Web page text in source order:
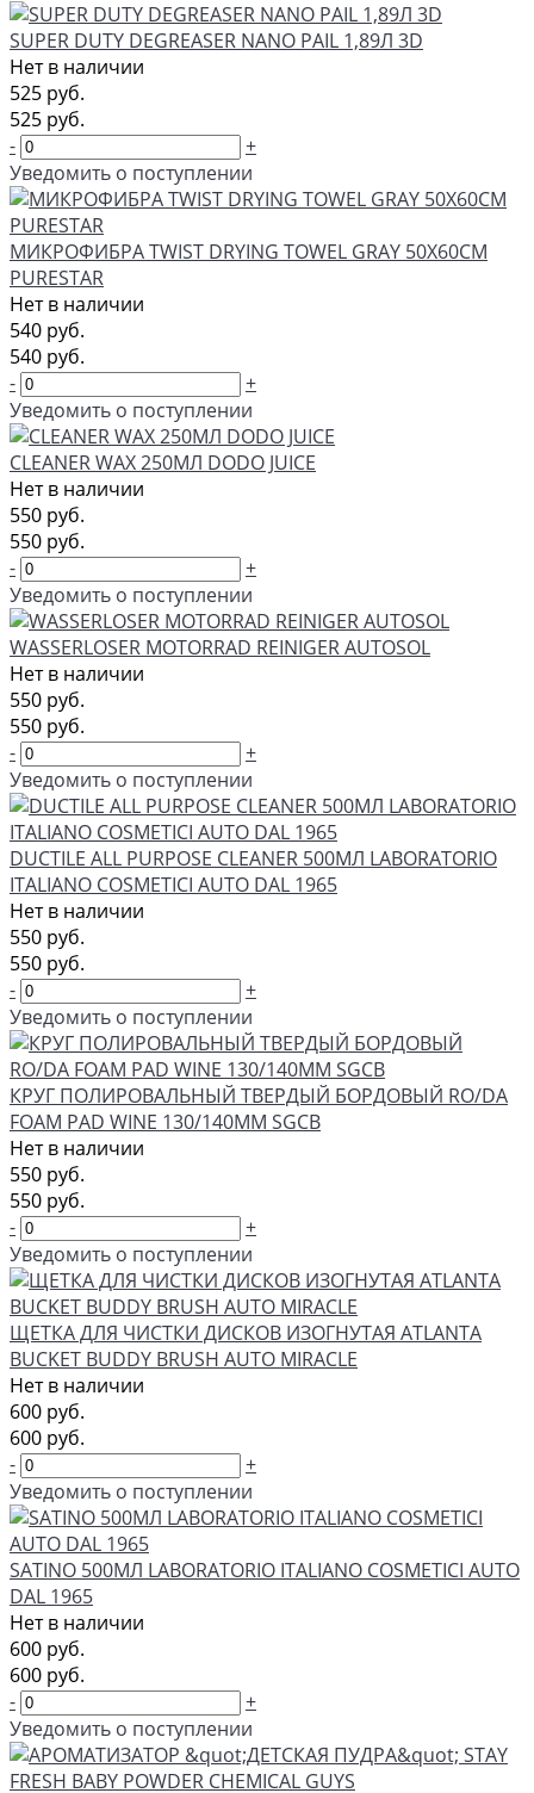
SUPER DUTY DEGREASER NANO PAIL 1,89Л 3D
Нет в наличии
525 руб.
525 руб.
-
+
Уведомить о поступлении
МИКРОФИБРА TWIST DRYING TOWEL GRAY 50Х60СМ
PURESTAR
Нет в наличии
540 руб.
540 руб.
-
+
Уведомить о поступлении
CLEANER WAX 250МЛ DODO JUICE
Нет в наличии
550 руб.
550 руб.
-
+
Уведомить о поступлении
WASSERLOSER MOTORRAD REINIGER AUTOSOL
Нет в наличии
550 руб.
550 руб.
-
+
Уведомить о поступлении
DUCTILE ALL PURPOSE CLEANER 500МЛ LABORATORIO
ITALIANO COSMETICI AUTO DAL 1965
Нет в наличии
550 руб.
550 руб.
-
+
Уведомить о поступлении
КРУГ ПОЛИРОВАЛЬНЫЙ ТВЕРДЫЙ БОРДОВЫЙ RO/DA
FOAM PAD WINE 130/140ММ SGCB
Нет в наличии
550 руб.
550 руб.
-
+
Уведомить о поступлении
ЩЕТКА ДЛЯ ЧИСТКИ ДИСКОВ ИЗОГНУТАЯ ATLANTA
BUCKET BUDDY BRUSH AUTO MIRACLE
Нет в наличии
600 руб.
600 руб.
-
+
Уведомить о поступлении
SATINO 500МЛ LABORATORIO ITALIANO COSMETICI AUTO
DAL 1965
Нет в наличии
600 руб.
600 руб.
-
+
Уведомить о поступлении